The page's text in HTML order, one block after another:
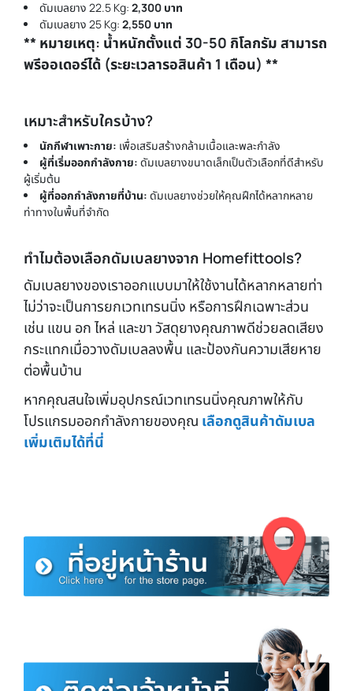
ดัมเบลยาง 22.5 Kg: 2,300 บาท
ดัมเบลยาง 25 Kg: 2,550 บาท
** หมายเหตุ: น้ำหนักตั้งแต่ 30-50 กิโลกรัม สามารถ
พรีออเดอร์ได้ (ระยะเวลารอสินค้า 1 เดือน) **
เหมาะสำหรับใครบ้าง?
นักกีฬาเพาะกาย: เพื่อเสริมสร้างกล้ามเนื้อและพละกำลัง
ผู้ที่เริ่มออกกำลังกาย: ดัมเบลยางขนาดเล็กเป็นตัวเลือกที่ดีสำหรับ
ผู้เริ่มต้น
ผู้ที่ออกกำลังกายที่บ้าน: ดัมเบลยางช่วยให้คุณฝึกได้หลากหลาย
ท่าทางในพื้นที่จำกัด
ทำไมต้องเลือกดัมเบลยางจาก Homefittools?
ดัมเบลยางของเราออกแบบมาให้ใช้งานได้หลากหลายท่า
ไม่ว่าจะเป็นการยกเวทเทรนนิ่ง หรือการฝึกเฉพาะส่วน
เช่น แขน อก ไหล่ และขา วัสดุยางคุณภาพดีช่วยลดเสียง
กระแทกเมื่อวางดัมเบลลงพื้น และป้องกันความเสียหาย
ต่อพื้นบ้าน
หากคุณสนใจเพิ่มอุปกรณ์เวทเทรนนิ่งคุณภาพให้กับ
โปรแกรมออกกำลังกายของคุณ เลือกดูสินค้าดัมเบล
เพิ่มเติมได้ที่นี่